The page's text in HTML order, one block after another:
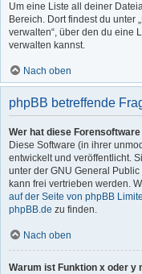
Um eine Liste all deiner
Bereich. Dort findest du unter
verwalten“, über den du eine
verwalten kannst.
Nach oben
phpBB betreffende
Wer hat diese
Diese Software (in ihrer
entwickelt und veröffentlicht.
unter der GNU General
kann frei vertrieben werden.
auf der Seite von phpBB
phpBB.de zu finden.
Nach oben
Warum ist Funktion x oder y